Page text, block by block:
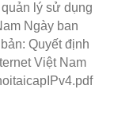
lý sử dụng
Ngày ban
Quyết định
Việt Nam